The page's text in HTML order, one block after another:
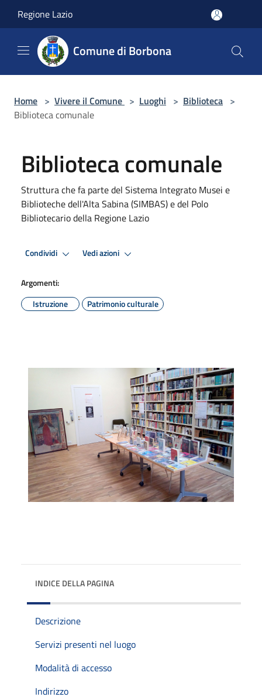
Regione Lazio
Comune di Borbona
Home > Vivere il Comune > Luoghi > Biblioteca >
Biblioteca comunale
Biblioteca comunale
Struttura che fa parte del Sistema Integrato Musei e
Biblioteche dell'Alta Sabina (SIMBAS) e del Polo
Bibliotecario della Regione Lazio
Condividi Vedi azioni
Argomenti:
Istruzione
Patrimonio culturale
INDICE DELLA PAGINA
Descrizione
Servizi presenti nel luogo
Modalità di accesso
Indirizzo